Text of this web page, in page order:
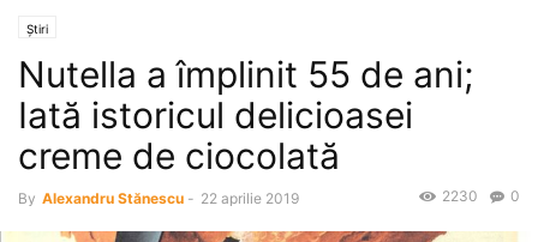
Știri
Nutella a împlinit 55 de ani;
Iată istoricul delicioasei
creme de ciocolată
By Alexandru Stănescu - 22 aprilie 2019 0
2230